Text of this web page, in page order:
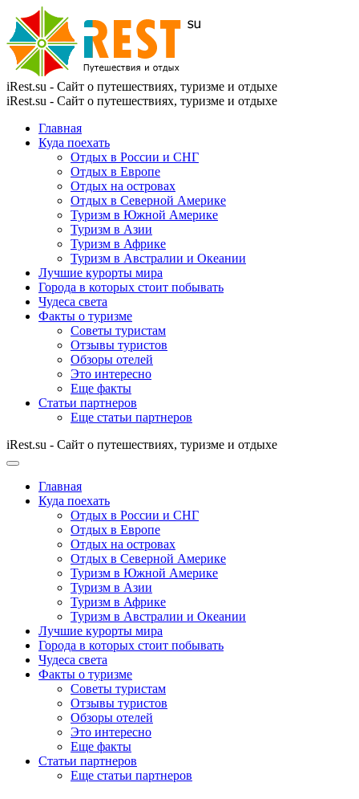
iRest.su - Сайт о путешествиях, туризме и отдыхе
iRest.su - Сайт о путешествиях, туризме и отдыхе
Главная
Куда поехать
Отдых в России и СНГ
Отдых в Европе
Отдых на островах
Отдых в Северной Америке
Туризм в Южной Америке
Туризм в Азии
Туризм в Африке
Туризм в Австралии и Океании
Лучшие курорты мира
Города в которых стоит побывать
Чудеса света
Факты о туризме
Советы туристам
Отзывы туристов
Обзоры отелей
Это интересно
Еще факты
Статьи партнеров
Еще статьи партнеров
iRest.su - Сайт о путешествиях, туризме и отдыхе
Главная
Куда поехать
Отдых в России и СНГ
Отдых в Европе
Отдых на островах
Отдых в Северной Америке
Туризм в Южной Америке
Туризм в Азии
Туризм в Африке
Туризм в Австралии и Океании
Лучшие курорты мира
Города в которых стоит побывать
Чудеса света
Факты о туризме
Советы туристам
Отзывы туристов
Обзоры отелей
Это интересно
Еще факты
Статьи партнеров
Еще статьи партнеров